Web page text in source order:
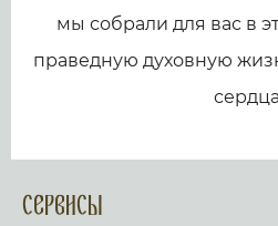
мы собрали для вас в
праведную духовную
Сервисы